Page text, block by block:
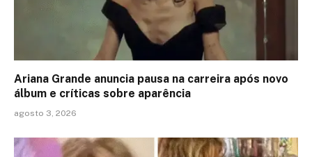
Ariana Grande anuncia pausa na carreira após novo
álbum e críticas sobre aparência
agosto 3, 2026